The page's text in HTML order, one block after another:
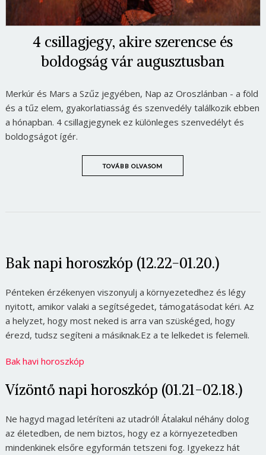
4 csillagjegy, akire szerencse és
boldogság vár augusztusban
Merkúr és Mars a Szűz jegyében, Nap az Oroszlánban - a föld
és a tűz elem, gyakorlatiasság és szenvedély találkozik ebben
a hónapban. 4 csillagjegynek ez különleges szenvedélyt és
boldogságot ígér.
TOVÁBB OLVASOM
Bak napi horoszkóp (12.22-01.20.)
Pénteken érzékenyen viszonyulj a környezetedhez és légy
nyitott, amikor valaki a segítségedet, támogatásodat kéri. Az
a helyzet, hogy most neked is arra van szüskéged, hogy
érezd, tudsz segíteni a másiknak.Ez a te lelkedet is felemeli.
Bak havi horoszkóp
Vízöntő napi horoszkóp (01.21-02.18.)
Ne hagyd magad letéríteni az utadról! Átalakul néhány dolog
az életedben, de nem biztos, hogy ez a környezetedben
mindenkinek elsőre egyformán tetszeni fog. Igyekezz hát